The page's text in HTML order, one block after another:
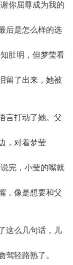
你屈尊成为我的
后是怎么样的选
肚明，但梦莹看
留了出来，她被
言打动了她。父
，对着梦莹
完，小莹的嘴就
，像是想要和父
这么几句话，儿
驾轻路熟了。